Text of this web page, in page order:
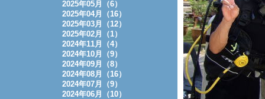
2025年05月（6）
2025年04月（16）
2025年03月（12）
2025年02月（1）
2024年11月（4）
2024年10月（9）
2024年09月（8）
2024年08月（16）
2024年07月（9）
2024年06月（10）